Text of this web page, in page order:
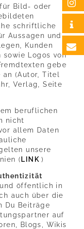
Bild- oder
schriftliche
Aussagen und
Kunden
sowie Logos von
gebe
(Autor, Titel
Verlag, Seite
beruflichen
nicht
allem Daten
unsere
( LINK)
öffentlich in
auch über die
Du Beiträge
auf
Blogs, Wikis